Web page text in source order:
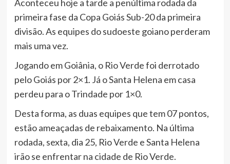
Aconteceu hoje a tarde a penúltima rodada da
primeira fase da Copa Goiás Sub-20 da primeira
divisão. As equipes do sudoeste goiano perderam
mais uma vez.
Jogando em Goiânia, o Rio Verde foi derrotado
pelo Goiás por 2×1. Já o Santa Helena em casa
perdeu para o Trindade por 1×0.
Desta forma, as duas equipes que tem 07 pontos,
estão ameaçadas de rebaixamento. Na última
rodada, sexta, dia 25, Rio Verde e Santa Helena
irão se enfrentar na cidade de Rio Verde.